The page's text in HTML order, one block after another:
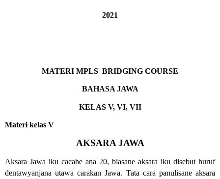
2021
MATERI MPLS  BRIDGING COURSE
BAHASA JAWA
KELAS V, VI, VII
Materi kelas V
AKSARA JAWA
Aksara Jawa iku cacahe ana 20, biasane aksara iku disebut huruf
dentawyanjana utawa carakan Jawa. Tata cara panulisane aksara